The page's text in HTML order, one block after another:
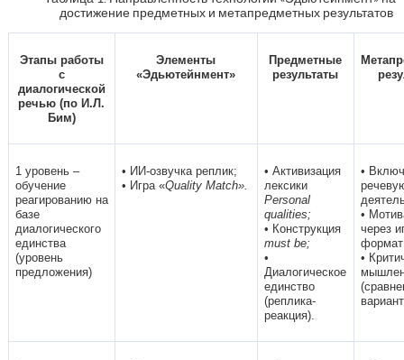
достижение предметных и метапредметных результатов
Этапы работы
с
диалогической
речью (по И.Л.
Бим)
Элементы
«Эдьютейнмент»
Предметные
результаты
1 уровень –
обучение
реагированию на
базе
диалогического
единства
(уровень
предложения)
• ИИ-озвучка реплик;
• Игра «Quality Match».
• Активизация
лексики
Personal
qualities;
• Конструкция
must be;
•
Диалогическое
единство
(реплика-
реакция).
•
•
через
•